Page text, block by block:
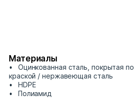
Материалы
Оцинкованная сталь, покрытая
краской / нержавеющая сталь
HDPE
Полиамид